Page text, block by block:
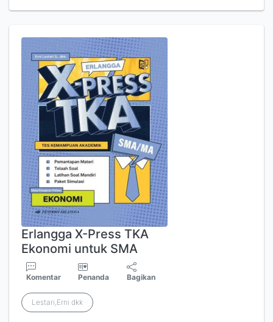
Erlangga X-Press TKA
Ekonomi untuk SMA
Komentar Penanda Bagikan
Lestari,Erni dkk